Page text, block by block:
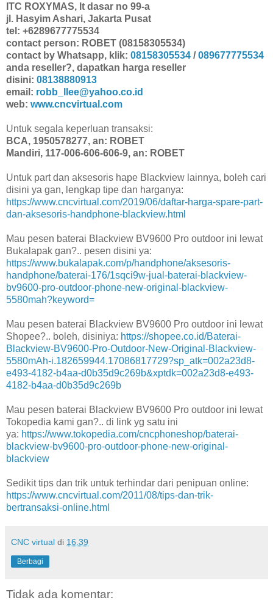
ITC ROXYMAS, lt dasar no 99-a
jl. Hasyim Ashari, Jakarta Pusat
tel: +6289677775534
contact person: ROBET (08158305534)
contact by Whatsapp, klik: 08158305534 /089677775534
anda reseller?, dapatkan harga reseller
disini: 08138880913
email: robb_llee@yahoo.co.id
web: www.cncvirtual.com
Untuk segala keperluan transaksi:
BCA, 1950578277, an: ROBET
Mandiri, 117-006-606-606-9, an: ROBET
Untuk part dan aksesoris hape Blackview lainnya, boleh cari
disini ya gan, lengkap tipe dan harganya:
https://www.cncvirtual.com/2019/06/daftar-harga-spare-part-
dan-aksesoris-handphone-blackview.html
Mau pesen baterai Blackview BV9600 Pro outdoor ini lewat
Bukalapak gan?.. pesen disini ya:
https://www.bukalapak.com/p/handphone/aksesoris-
handphone/baterai-176/1sqci9w-jual-baterai-blackview-
bv9600-pro-outdoor-phone-new-original-blackview-
5580mah?keyword=
Mau pesen baterai Blackview BV9600 Pro outdoor ini lewat
Shopee?.. boleh, disiniya: https://shopee.co.id/Baterai-
Blackview-BV9600-Pro-Outdoor-New-Original-Blackview-
5580mAh-i.182659944.17086817729?sp_atk=002a23d8-
e493-4182-b4aa-d0b35d9c269b&xptdk=002a23d8-e493-
4182-b4aa-d0b35d9c269b
Mau pesen baterai Blackview BV9600 Pro outdoor ini lewat
Tokopedia kami gan?.. di link yg satu ini
ya: https://www.tokopedia.com/cncphoneshop/baterai-
blackview-bv9600-pro-outdoor-phone-new-original-
blackview
Sedikit tips dan trik untuk terhindar dari penipuan online:
https://www.cncvirtual.com/2011/08/tips-dan-trik-
bertransaksi-online.html
CNC virtual di 16.39
Berbagi
Tidak ada komentar: